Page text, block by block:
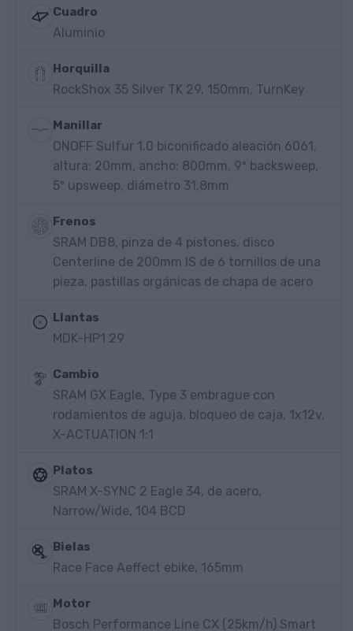
Cuadro
Aluminio
Horquilla
RockShox 35 Silver TK 29, 150mm, TurnKey
Manillar
ONOFF Sulfur 1.0 biconificado aleación 6061,
altura: 20mm, ancho: 800mm, 9º backsweep,
5º upsweep, diámetro 31,8mm
Frenos
SRAM DB8, pinza de 4 pistones, disco
Centerline de 200mm IS de 6 tornillos de una
pieza, pastillas orgánicas de chapa de acero
Llantas
MDK-HP1 29
Cambio
SRAM GX Eagle, Type 3 embrague con
rodamientos de aguja, bloqueo de caja, 1x12v,
X-ACTUATION 1:1
Platos
SRAM X-SYNC 2 Eagle 34, de acero,
Narrow/Wide, 104 BCD
Bielas
Race Face Aeffect ebike, 165mm
Motor
Bosch Performance Line CX (25km/h) Smart